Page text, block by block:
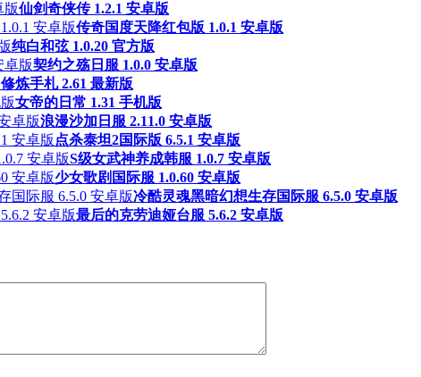
仙剑奇侠传 1.2.1 安卓版
传奇国度天降红包版 1.0.1 安卓版
纯白和弦 1.0.20 官方版
契约之殇日服 1.0.0 安卓版
修炼手札 2.61 最新版
女帝的日常 1.31 手机版
浪漫沙加日服 2.11.0 安卓版
点杀泰坦2国际版 6.5.1 安卓版
S级女武神养成韩服 1.0.7 安卓版
少女歌剧国际服 1.0.60 安卓版
冷酷灵魂黑暗幻想生存国际服 6.5.0 安卓版
最后的克劳迪娅台服 5.6.2 安卓版